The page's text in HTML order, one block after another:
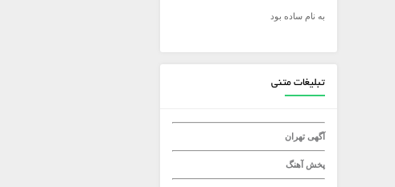
میلاد راستاد
به نام ساده بود
تبلیغات متنی
آگهی تهران
پخش آهنگ